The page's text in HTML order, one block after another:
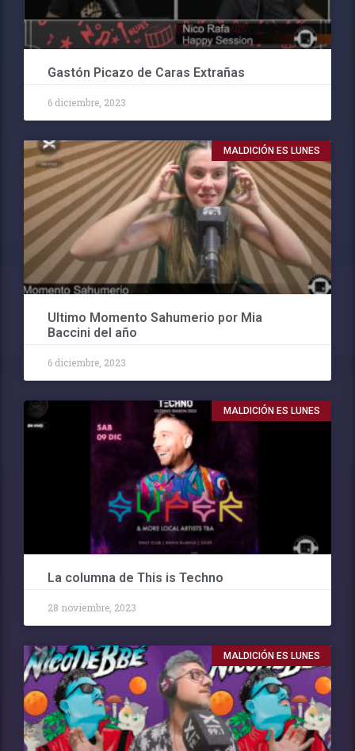
Gastón Picazo de Caras Extrañas
6 diciembre, 2023
MALDICIÓN ES LUNES
Ultimo Momento Sahumerio por Mia
Baccini del año
6 diciembre, 2023
MALDICIÓN ES LUNES
La columna de This is Techno
28 noviembre, 2023
MALDICIÓN ES LUNES